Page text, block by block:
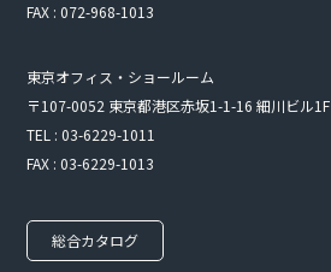
FAX : 072-968-1013
東京オフィス・ショールーム
〒107-0052 東京都港区赤坂1-1-16 細川ビル1F
TEL : 03-6229-1011
FAX : 03-6229-1013
総合カタログ